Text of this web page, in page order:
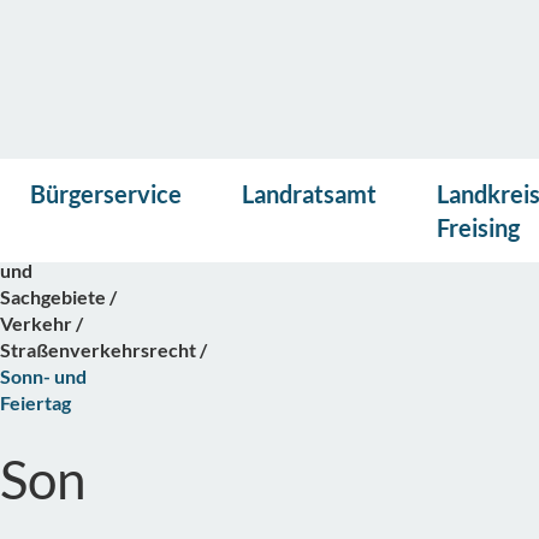
PresseKontakt Suche
Bürgerservice Landratsamt
Landkreis
Freising
Startseite
und
Sachgebiete
Verkehr
Straßenverkehrsrecht
Sonn- und
Feiertag
lese
Son